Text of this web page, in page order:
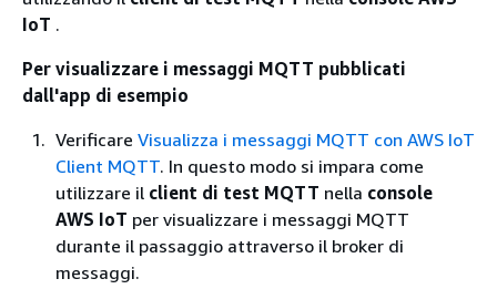
IoT .
Per visualizzare i messaggi MQTT pubblicati
dall'app di esempio
Verificare Visualizza i messaggi MQTT con AWS IoT
Client MQTT. In questo modo si impara come
utilizzare il client di test MQTT nella console
AWS IoT per visualizzare i messaggi MQTT
durante il passaggio attraverso il broker di
messaggi.